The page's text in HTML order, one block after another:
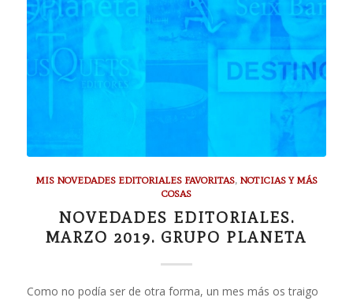
MIS NOVEDADES EDITORIALES FAVORITAS, NOTICIAS Y MÁS
COSAS
NOVEDADES EDITORIALES.
MARZO 2019. GRUPO PLANETA
Como no podía ser de otra forma, un mes más os traigo